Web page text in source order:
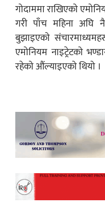
गोदाममा राखिएको
गरी पाँच महिना अघि
बुझाइएको
एमोनियम नाइट्रेटको
रहेको औंल्याइएको थियो ।